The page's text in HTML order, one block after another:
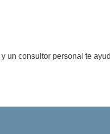
y un consultor personal te